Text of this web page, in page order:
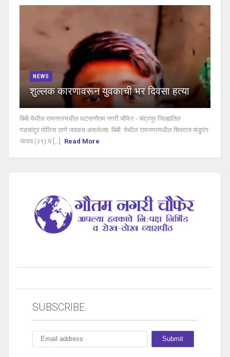
NEWS
शुल्लक कारणावरून युवकाची भर दिवसा हत्या
बिबी येथील रामनगरमधील घटनागौतम नगरी चौफेर - चंद्रपूर जिल्ह्यतिल
गडचांदूर पोलिस ठाणे जवळच असलेल्या बिबी येथील रामनगरमधील शिवराज पांडुरंग
जाधव (२१) य [...]
Read More
SUBSCRIBE